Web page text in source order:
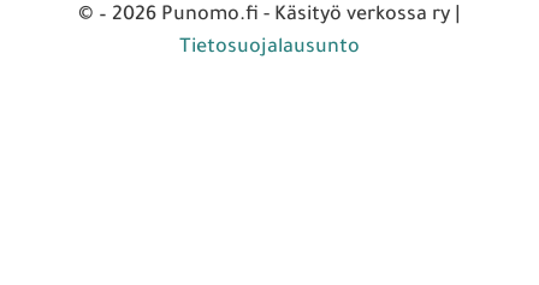
© – 2026 Punomo.fi - Käsityö verkossa ry |
Tietosuojalausunto